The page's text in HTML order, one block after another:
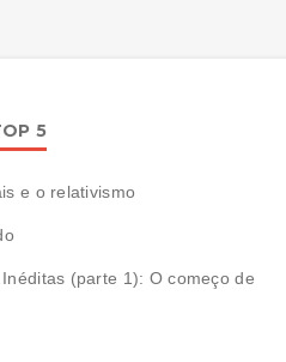
5
e o relativismo
(parte 1): O começo de